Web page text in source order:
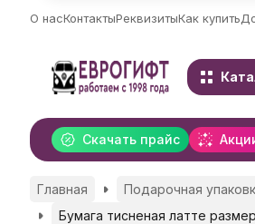
О насКонтактыРеквизитыКак купить
Скачать прайс
Главная Подарочная
Бумага тисненая латте